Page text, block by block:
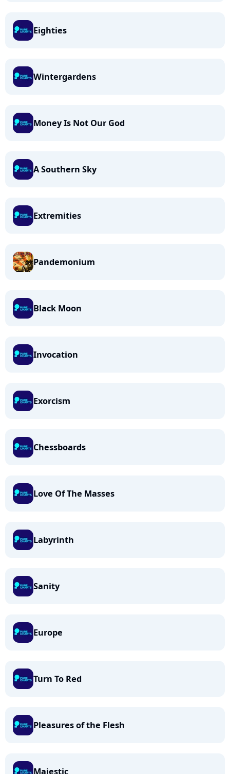
Eighties
Wintergardens
Money Is Not Our God
A Southern Sky
Extremities
Pandemonium
Black Moon
Invocation
Exorcism
Chessboards
Love Of The Masses
Labyrinth
Sanity
Europe
Turn To Red
Pleasures of the Flesh
Majestic